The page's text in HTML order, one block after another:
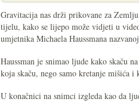
Gravitacija nas drži prikovane za
tijelu, kako se lijepo može vidjeti u
umjetnika Michaela Haussmana
Haussman je snimao ljude kako skaču
koja skaču, nego samo kretanje mišića i
U konačnici na snimci izgleda kao da